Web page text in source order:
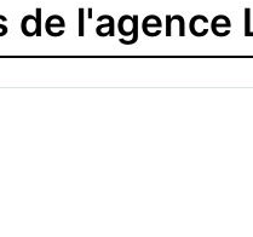
de l'agence